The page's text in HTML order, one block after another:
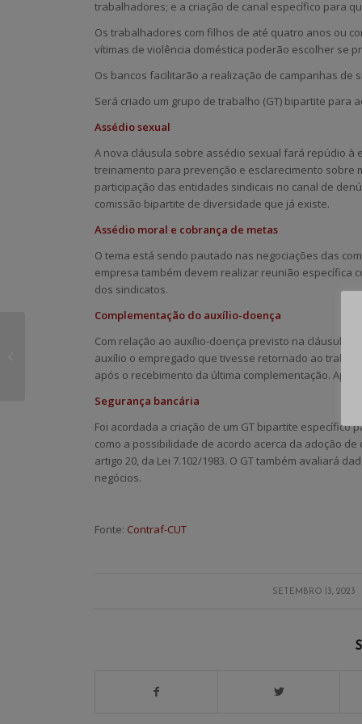
trabalhadores; e a criação de canal específico para
Os trabalhadores com filhos de até quatro anos ou
vítimas de violência doméstica poderão escolher se
Os bancos facilitarão a realização de campanhas de
Será criado um grupo de trabalho (GT) bipartite para
Assédio sexual
A nova cláusula sobre assédio sexual fará repúdio
treinamento para prevenção e esclarecimento sobre
participação das entidades sindicais no canal de
comissão bipartite de diversidade que já existe.
Assédio moral e cobrança de metas
O tema está sendo pautado nas negociações das
empresa também devem realizar reunião específica
dos sindicatos.
Complementação do auxílio-doença
Com relação ao auxílio-doença previsto na cláusula
auxílio o empregado que tivesse retornado ao
após o recebimento da última complementação.
Segurança bancária
Foi acordada a criação de um GT bipartite
como a possibilidade de acordo acerca da adoção
artigo 20, da Lei 7.102/1983. O GT também avaliará
negócios.
Fonte: Contraf-CUT
SETEMBRO 13, 2023
/
Assembleia virtual
para deliberar sobre